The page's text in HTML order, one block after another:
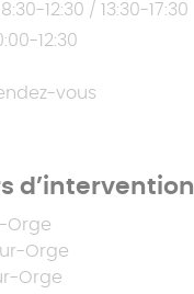
8:30-12:30 / 13:30-17:30
12:30
vous
d’intervention
Orge
Orge
Orge